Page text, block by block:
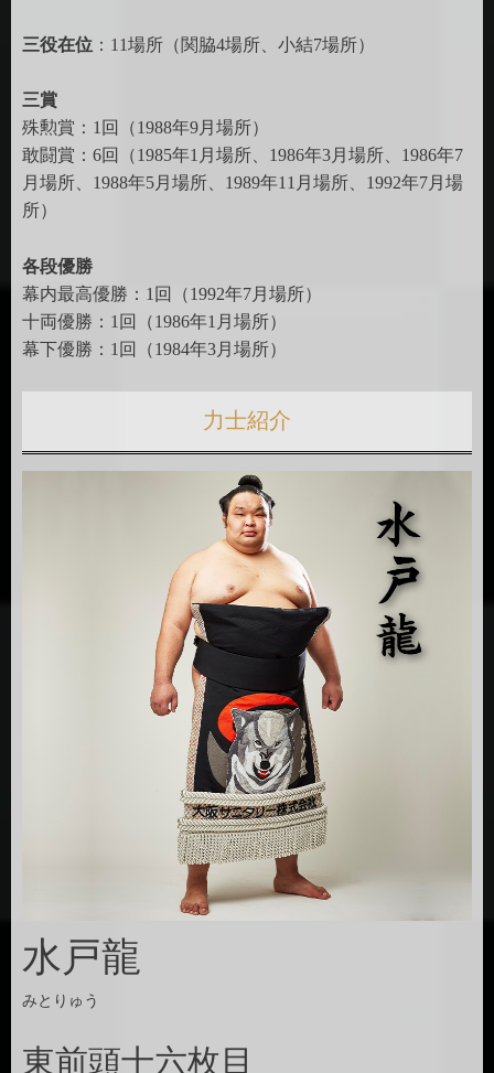
三役在位 ：11場所（関脇4場所、小結7場所）
三賞
殊勲賞：1回（1988年9月場所）
敢闘賞：6回（1985年1月場所、1986年3月場所、1986年7
月場所、1988年5月場所、1989年11月場所、1992年7月場
所）
各段優勝
幕内最高優勝：1回（1992年7月場所）
十両優勝：1回（1986年1月場所）
幕下優勝：1回（1984年3月場所）
力士紹介
水戸龍
みとりゅう
東前頭十六枚目